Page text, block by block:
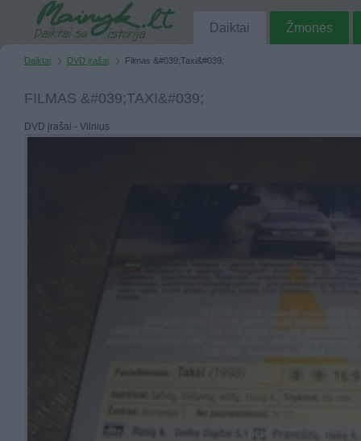
Daiktai Žmonės
Daiktai DVD įrašai Filmas &#039;Taxi&#039;
FILMAS &#039;TAXI&#039;
DVD įrašai - Vilnius